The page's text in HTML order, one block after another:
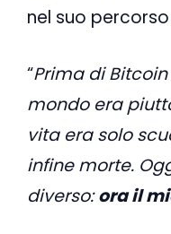
nel suo
“Prima di
mondo era
vita era solo
infine morte.
diverso:ora il